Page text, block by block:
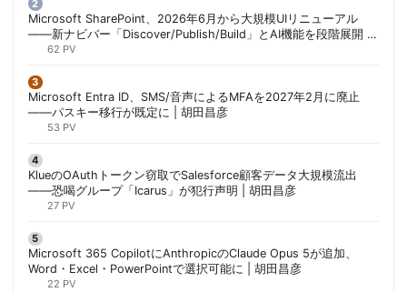
Microsoft SharePoint、2026年6月から大規模UIリニューアル
——新ナビバー「Discover/Publish/Build」とAI機能を段階展開 |
胡田昌彦
62 PV
Microsoft Entra ID、SMS/音声によるMFAを2027年2月に廃止
——パスキー移行が既定に | 胡田昌彦
53 PV
KlueのOAuthトークン窃取でSalesforce顧客データ大規模流出
——恐喝グループ「Icarus」が犯行声明 | 胡田昌彦
27 PV
Microsoft 365 CopilotにAnthropicのClaude Opus 5が追加、
Word・Excel・PowerPointで選択可能に | 胡田昌彦
22 PV